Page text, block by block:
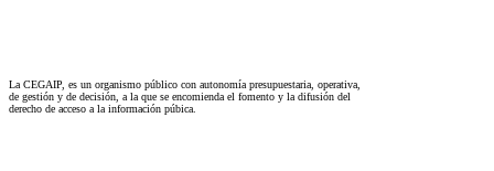
La CEGAIP, es un organismo público con autonomía presupuestaria, operativa,
de gestión y de decisión, a la que se encomienda el fomento y la difusión del
derecho de acceso a la información púbica.